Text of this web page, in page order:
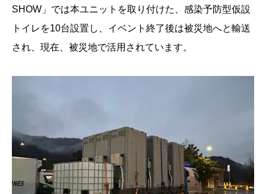
SHOW」では本ユニットを取り付けた、感染予防型仮設
トイレを10台設置し、イベント終了後は被災地へと輸送
され、現在、被災地で活用されています。